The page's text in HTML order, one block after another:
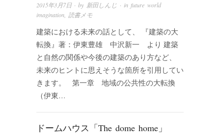
2015年3月7日· by 新田しんじ · in future world
imagination 読書メモ
建築における未来の話として、 『建築の大
転換』著：伊東豊雄 中沢新一 より 建築
と自然の関係や今後の建築のあり方など、
未来のヒントに思えそうな箇所を引用してい
きます。 第一章 地域の公共性の大転換
（伊東…
ドームハウス「The dome home」